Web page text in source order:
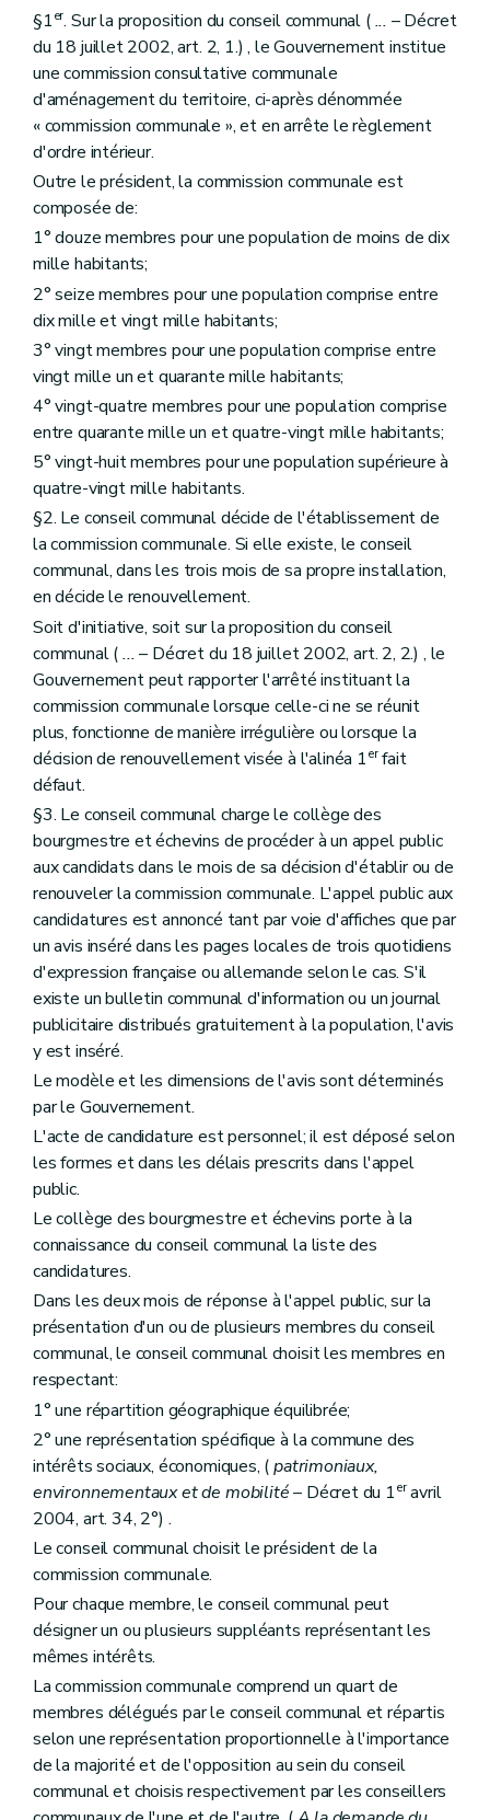
Art. 168
Art. 169
Art. 170
Art. 171
Chapitre II De la revitalisation urbaine
Art. 172
Chapitre III De la rénovation urbaine
Art. 173
Chapitre IV Des zones d'initiatives privilégiées
Art. 174
Titre II
Chapitre premier Du droit de préemption
Art. 175
Art. 176
Art. 177
Art. 178
Art. 179
Art. 180
Chapitre II De l'expropriation pour cause d'utilité publique
Art. 181
Chapitre III Des sites de réhabilitation paysagère et environnementale
Art. 182
Chapitre IV ( Du Fonds d'aménagement opérationnel et du Fonds d'assainissement des sites d'activité économique à réhabiliter et des sites d'assainissement prioritaire des paysages
Art. 183
Art. 183bis
Chapitre V
Des dispositions financières
Art. 184
Livre III Dispositions relatives au patrimoine
Titre premier Généralités
Chapitre premier
Intégration du patrimoine dans le cadre de vie de la société contemporaine
Art. 185
Art. 186
Chapitre II Définitions
Art. 187
Chapitre III
Missions, structures et fonctionnement de la Commission
Art. 188
Art. 189
Art. 191
Titre II De la protection, de la prévention, de la restauration
Chapitre premier Des mesures de protection
Section première De l'inventaire
Art. 192
Section 2
De la liste de sauvegarde
Art. 193
Art. 194
Art. 195
Section 3 Du classement
Art. 196
Art. 197
Art. 199
Art. 200
Art. 201
Art. 202
Art. 203
Art. 205
Section 5 Des effets des mesures de protection
Art. 207
Art. 208
Section 6 Des zones de protection
Art. 209
Section 7 Des écussons et des panneaux
Chapitre II Des mesures de prévention et de restauration
Section première
Des dispositions générales
Art. 211
Section 2 De la prévention
Sous-section première De la fiche d'état sanitaire
Art. 212
Sous-section 2
Art. 213
Sous-section 3
Art. 214
Section 3 De la restauration
Art. 215
Art. 216
Section 4 De l'Institut du patrimoine wallon
Sous-section première Création
Art. 217
Sous-section 2 Objet et missions
Art. 218
Art. 219
Art. 220
§1er. Sur la proposition du conseil communal (... – Décret
du 18 juillet 2002, art. 2, 1.) , le Gouvernement institue
une commission consultative communale
d'aménagement du territoire, ci-après dénommée
« commission communale », et en arrête le règlement
d'ordre intérieur.
Outre le président, la commission communale est
composée de:
1° douze membres pour une population de moins de dix
mille habitants;
2° seize membres pour une population comprise entre
dix mille et vingt mille habitants;
3° vingt membres pour une population comprise entre
vingt mille un et quarante mille habitants;
4° vingt-quatre membres pour une population comprise
entre quarante mille un et quatre-vingt mille habitants;
5° vingt-huit membres pour une population supérieure à
quatre-vingt mille habitants.
§2. Le conseil communal décide de l'établissement de
la commission communale. Si elle existe, le conseil
communal, dans les trois mois de sa propre installation,
en décide le renouvellement.
Soit d'initiative, soit sur la proposition du conseil
communal (...– Décret du 18 juillet 2002, art. 2, 2.) , le
Gouvernement peut rapporter l'arrêté instituant la
commission communale lorsque celle-ci ne se réunit
plus, fonctionne de manière irrégulière ou lorsque la
décision de renouvellement visée à l'alinéa 1erfait
défaut.
§3. Le conseil communal charge le collège des
bourgmestre et échevins de procéder à un appel public
aux candidats dans le mois de sa décision d'établir ou de
renouveler la commission communale. L'appel public aux
candidatures est annoncé tant par voie d'affiches que par
un avis inséré dans les pages locales de trois quotidiens
d'expression française ou allemande selon le cas. S'il
existe un bulletin communal d'information ou un journal
publicitaire distribués gratuitement à la population, l'avis
y est inséré.
Le modèle et les dimensions de l'avis sont déterminés
par le Gouvernement.
L'acte de candidature est personnel; il est déposé selon
les formes et dans les délais prescrits dans l'appel
public.
Le collège des bourgmestre et échevins porte à la
connaissance du conseil communal la liste des
candidatures.
Dans les deux mois de réponse à l'appel public, sur la
présentation d'un ou de plusieurs membres du conseil
communal, le conseil communal choisit les membres en
respectant:
1° une répartition géographique équilibrée;
2° une représentation spécifique à la commune des
intérêts sociaux, économiques, (patrimoniaux,
environnementaux et de mobilité– Décret du 1eravril
2004, art. 34, 2°) .
Le conseil communal choisit le président de la
commission communale.
Pour chaque membre, le conseil communal peut
désigner un ou plusieurs suppléants représentant les
mêmes intérêts.
La commission communale comprend un quart de
membres délégués par le conseil communal et répartis
selon une représentation proportionnelle à l'importance
de la majorité et de l'opposition au sein du conseil
communal et choisis respectivement par les conseillers